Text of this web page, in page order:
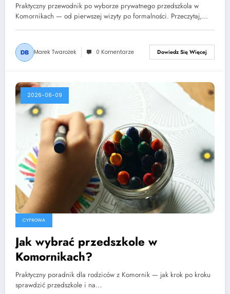
Praktyczny przewodnik po wyborze prywatnego przedszkola w
Komornikach — od pierwszej wizyty po formalności. Przeczytaj,…
Marek Twarożek 0 Komentarze Dowiedz Się Więcej
2026-06-09
CYFROWA
Jak wybrać przedszkole w
Komornikach?
Praktyczny poradnik dla rodziców z Komornik — jak krok po kroku
sprawdzić przedszkole i na…